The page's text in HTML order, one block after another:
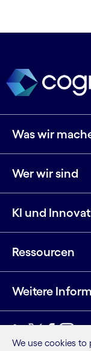
Was wir
Wer wir sind
KI und
Ressourcen
Weitere
LinkedIn
Twitter
We use cookies to